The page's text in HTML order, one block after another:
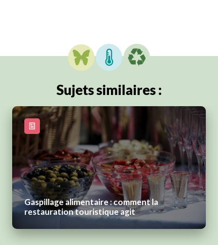
Sujets similaires :
Gaspillage alimentaire : comment la
restauration touristique agit